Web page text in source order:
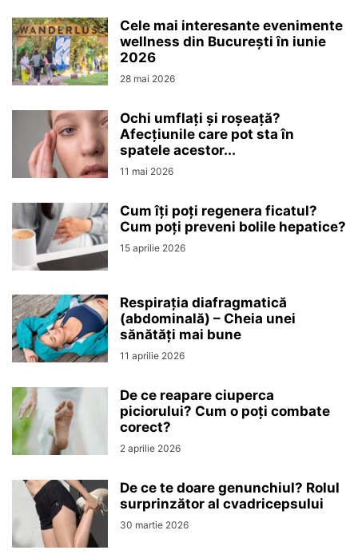
Cele mai interesante evenimente
wellness din București în iunie
2026
28 mai 2026
Ochi umflați și roșeață?
Afecțiunile care pot sta în
spatele acestor...
11 mai 2026
Cum îți poți regenera ficatul?
Cum poți preveni bolile hepatice?
15 aprilie 2026
Respirația diafragmatică
(abdominală) – Cheia unei
sănătăți mai bune
11 aprilie 2026
De ce reapare ciuperca
piciorului? Cum o poți combate
corect?
2 aprilie 2026
De ce te doare genunchiul? Rolul
surprinzător al cvadricepsului
30 martie 2026